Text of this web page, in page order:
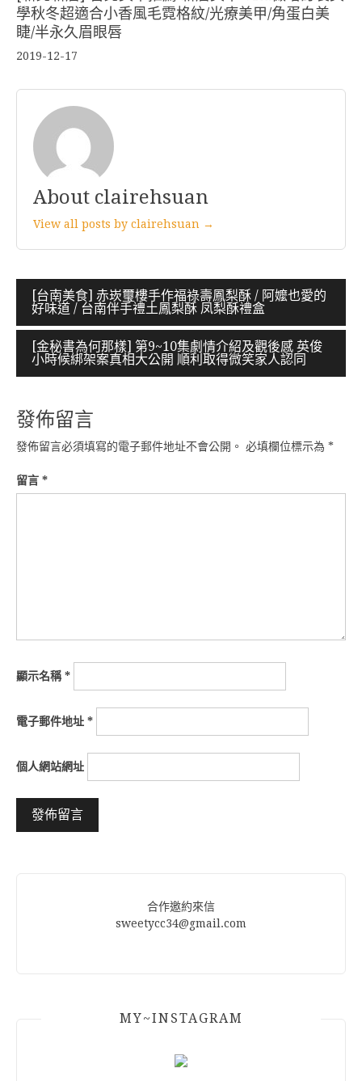
學秋冬超適合小香風毛霓格紋/光療美甲/角蛋白美
睫/半永久眉眼唇
2019-12-17
About clairehsuan
View all posts by clairehsuan →
文
章
導
覽
[台南美食] 赤崁璽樓手作福祿壽鳳梨酥 / 阿嬤也愛的
好味道 / 台南伴手禮土鳳梨酥 凤梨酥禮盒
[金秘書為何那樣] 第9~10集劇情介紹及觀後感 英俊
小時候綁架案真相大公開 順利取得微笑家人認同
發佈留言
發佈留言必須填寫的電子郵件地址不會公開。 必填欄位標示為 *
留言 *
顯示名稱*
電子郵件地址 *
個人網站網址
合作邀約來信
sweetycc34@gmail.com
MY~INSTAGRAM